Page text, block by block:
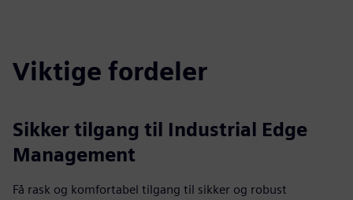
Viktige fordeler
Sikker tilgang til Industrial Edge
Management
Få rask og komfortabel tilgang til sikker og robust